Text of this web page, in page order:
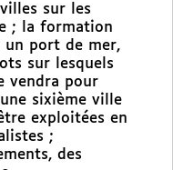
sur les
; la formation
un port de mer,
sur lesquels
vendra pour
sixième ville
exploitées en
;
des